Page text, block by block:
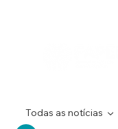
Todas as notícias